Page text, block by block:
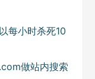
每小时杀死10
做站内搜索